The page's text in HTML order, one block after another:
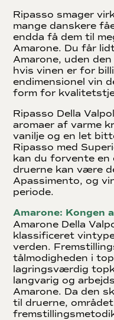
Ripasso smager
mange danskere
endda få dem til
Amarone. Du får
Amarone, uden
hvis vinen er for
endimensionel vin
form for
Ripasso Della
aromaer af varme
vanilje og en let
Ripasso med
kan du forvente en
druerne kan være
Apassimento, og
periode.
Amarone: Kongen
Amarone Della
klassificeret
verden.
tålmodigheden i
lagringsværdig
langvarig og
Amarone. Da den
til druerne,